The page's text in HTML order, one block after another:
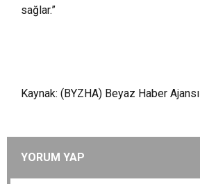
sağlar.”
Kaynak: (BYZHA) Beyaz Haber Ajansı
YORUM YAP